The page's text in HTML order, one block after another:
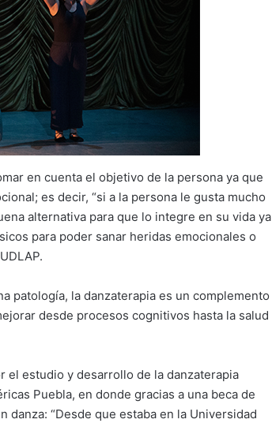
en cuenta el objetivo de la persona ya que
es decir, “si a la persona le gusta mucho
alternativa para que lo integre en su vida ya
para poder sanar heridas emocionales o
patología, la danzaterapia es un complemento
desde procesos cognitivos hasta la salud
el estudio y desarrollo de la danzaterapia
Puebla, en donde gracias a una beca de
“Desde que estaba en la Universidad